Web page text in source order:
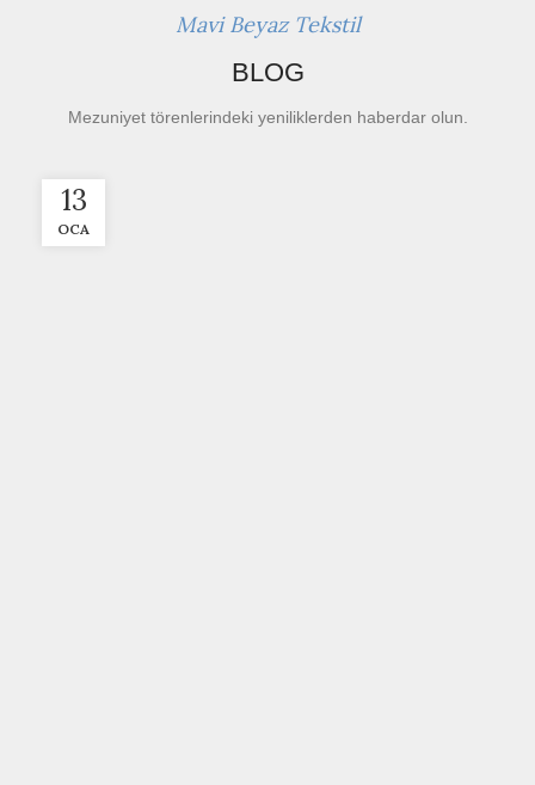
Mavi Beyaz Tekstil
BLOG
Mezuniyet törenlerindeki yeniliklerden haberdar olun.
13
OCA